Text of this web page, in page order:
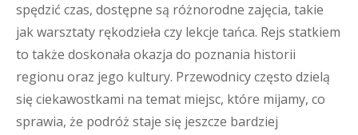
spędzić czas, dostępne są różnorodne zajęcia, takie
jak warsztaty rękodzieła czy lekcje tańca. Rejs statkiem
to także doskonała okazja do poznania historii
regionu oraz jego kultury. Przewodnicy często dzielą
się ciekawostkami na temat miejsc, które mijamy, co
sprawia, że podróż staje się jeszcze bardziej